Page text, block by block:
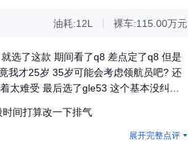
油耗:12L 裸车:115.00万元
选了这款 期间看了q8 差点定了q8 但是
我才25岁 35岁可能会考虑领航员吧? 还
太难受 最后选了gle53 这个基本没纠结
地方 目前才开了不到两周 整车没什么
样式 两个搭配一起也好看 油耗方面比家
时间打算改一下排气
展开完整点评